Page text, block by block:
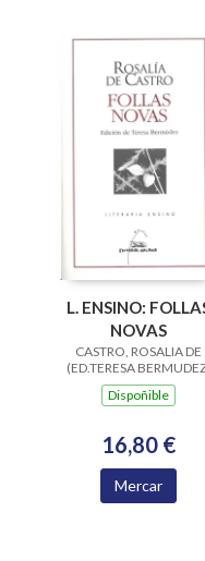
L. ENSINO:
NOVAS
CASTRO, ROSALIA DE
(ED.TERESA
Dispoñible
16,80 €
Mercar